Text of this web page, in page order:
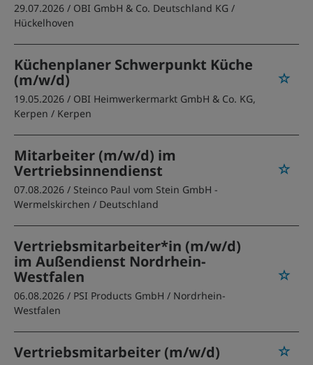
29.07.2026 / OBI GmbH & Co. Deutschland KG /
Hückelhoven
Küchenplaner Schwerpunkt Küche
(m/w/d)
19.05.2026 / OBI Heimwerkermarkt GmbH & Co. KG,
Kerpen / Kerpen
Mitarbeiter (m/w/d) im
Vertriebsinnendienst
07.08.2026 / Steinco Paul vom Stein GmbH -
Wermelskirchen / Deutschland
Vertriebsmitarbeiter*in (m/w/d)
im Außendienst Nordrhein-
Westfalen
06.08.2026 / PSI Products GmbH / Nordrhein-
Westfalen
Vertriebsmitarbeiter (m/w/d)